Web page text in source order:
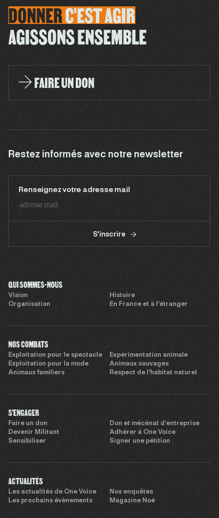
DONNERC'ESTAGIR
AGISSONS ENSEMBLE
FAIRE UN DON
Restez informés avec notre newsletter
Renseignez votre adresse mail
S'inscrire
QUI SOMMES-NOUS
Vision
Histoire
Organisation
En France et à l’étranger
NOS COMBATS
Exploitation pour le spectacle
Expérimentation animale
Exploitation pour la mode
Animaux sauvages
Animaux familiers
Respect de l’habitat naturel
S'ENGAGER
Faire un don
Don et mécénat d’entreprise
Devenir Militant
Adhérer à One Voice
Sensibiliser
Signer une pétition
ACTUALITÉS
Les actualités de One Voice
Nos enquêtes
Les prochains évènements
Magazine Noé